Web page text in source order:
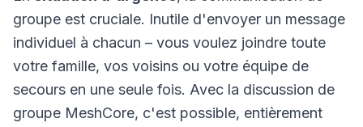
groupe est cruciale. Inutile d'envoyer un message
individuel à chacun – vous voulez joindre toute
votre famille, vos voisins ou votre équipe de
secours en une seule fois. Avec la discussion de
groupe MeshCore, c'est possible, entièrement